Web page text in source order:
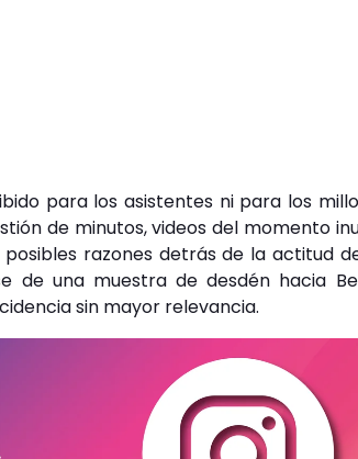
para los asistentes ni para los
de minutos, videos del momento
razones detrás de la actitud
de una muestra de desdén hacia
sin mayor relevancia.